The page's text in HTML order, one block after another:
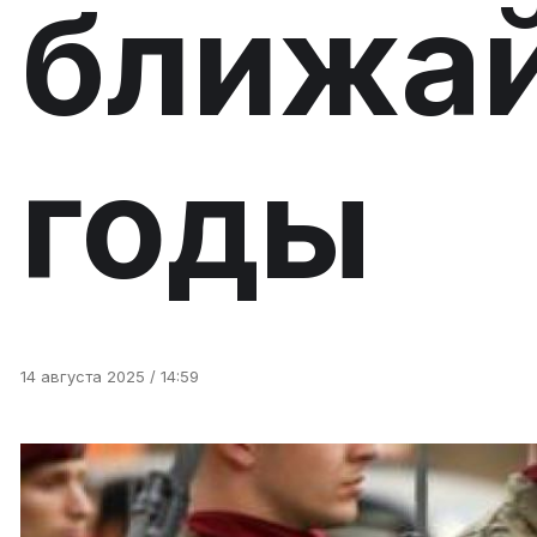
годы
14 августа 2025 / 14:59